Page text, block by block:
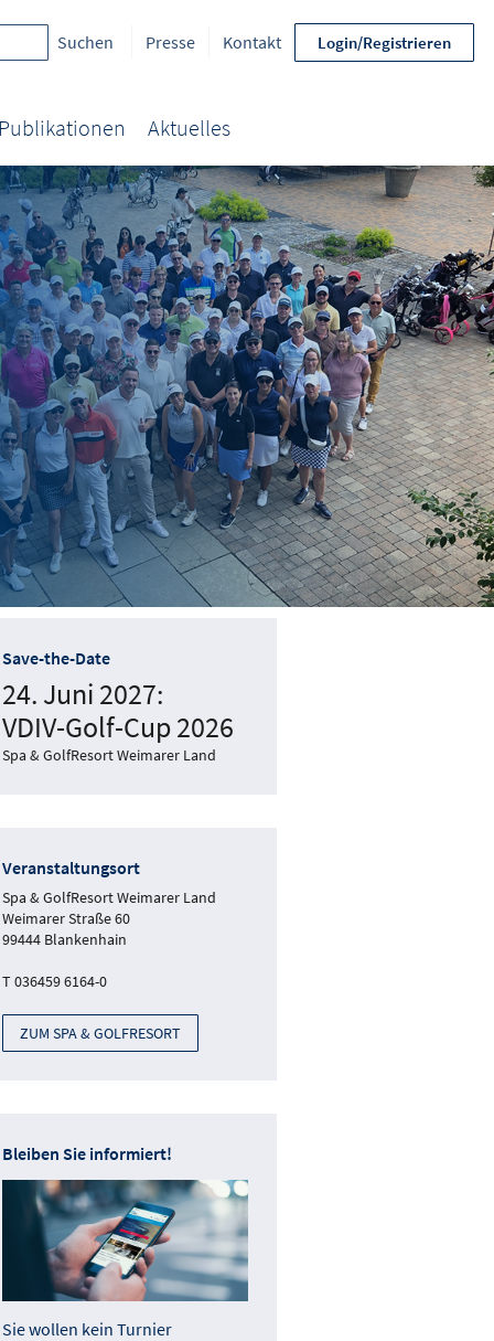
Presse Kontakt Login/Registrieren
Aktuelles
Save-the-Date
24. Juni 2027:
VDIV-Golf-Cup 2026
Spa & GolfResort Weimarer Land
Veranstaltungsort
Spa & GolfResort Weimarer Land
Weimarer Straße 60
99444 Blankenhain
T 036459 6164-0
ZUM SPA & GOLFRESORT
Bleiben Sie informiert!
Sie wollen kein Turnier